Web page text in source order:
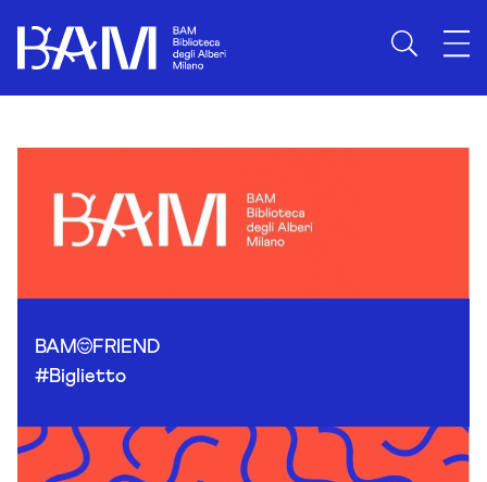
BAM
FRIEND
#Biglietto